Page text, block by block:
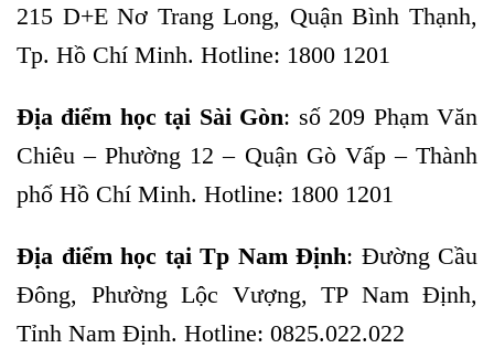
215 D+E Nơ Trang Long, Quận Bình Thạnh,
Tp. Hồ Chí Minh. Hotline: 1800 1201
Địa điểm học tại Sài Gòn: số 209 Phạm Văn
Chiêu – Phường 12 – Quận Gò Vấp – Thành
phố Hồ Chí Minh. Hotline: 1800 1201
Địa điểm học tại Tp Nam Định: Đường Cầu
Đông, Phường Lộc Vượng, TP Nam Định,
Tỉnh Nam Định. Hotline: 0825.022.022